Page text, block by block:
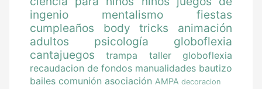
ingenio
mentalismo
fiestas
cumpleaños
body tricks
animación
adultos
psicología
globoflexia
cantajuegos
trampa
taller globoflexia
recaudacion de fondos manualidades bautizo
bailes comunión asociación AMPA decoracion